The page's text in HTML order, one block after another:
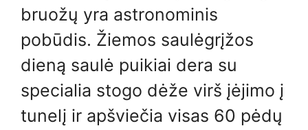
bruožų yra astronominis
pobūdis. Žiemos saulėgrįžos
dieną saulė puikiai dera su
specialia stogo dėže virš įėjimo į
tunelį ir apšviečia visas 60 pėdų